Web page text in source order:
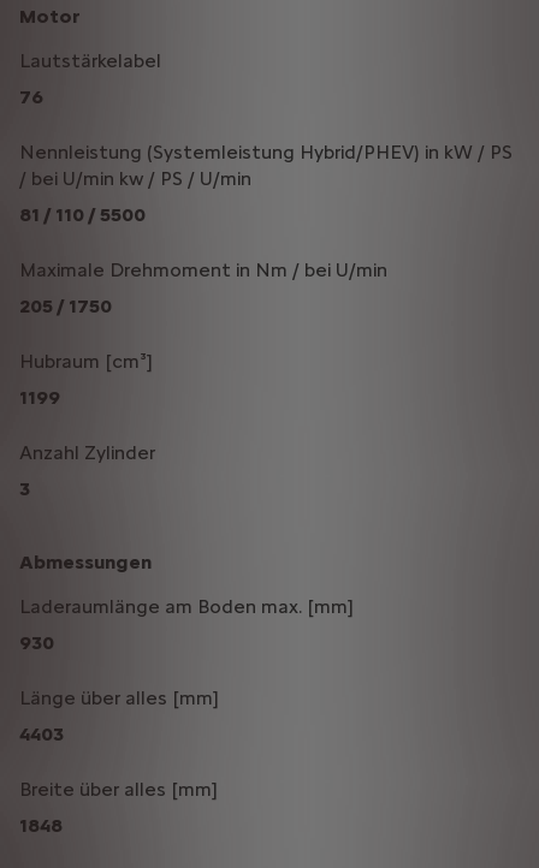
Motor
Lautstärkelabel
76
Nennleistung (Systemleistung Hybrid/PHEV) in kW / PS
/ bei U/min kw / PS / U/min
81 / 110 / 5500
Maximale Drehmoment in Nm / bei U/min
205 / 1750
Hubraum [cm³]
1199
Anzahl Zylinder
3
Abmessungen
Laderaumlänge am Boden max. [mm]
930
Länge über alles [mm]
4403
Breite über alles [mm]
1848